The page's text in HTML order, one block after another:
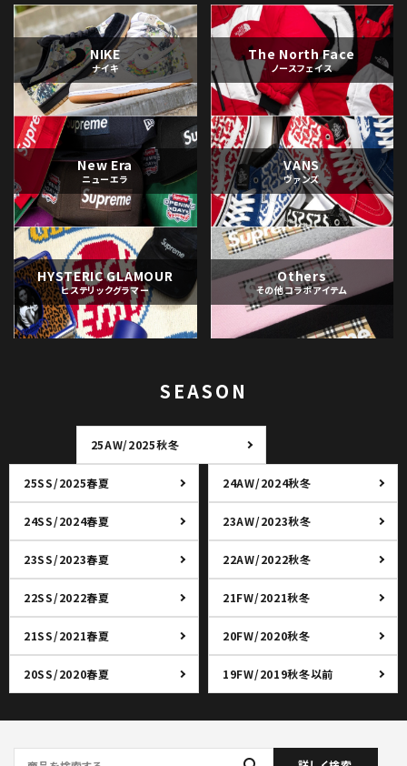
NIKE
ナイキ
The North Face
ノースフェイス
New Era
ニューエラ
VANS
ヴァンズ
HYSTERIC GLAMOUR
ヒステリックグラマー
Others
その他コラボアイテム
SEASON
25AW/2025秋冬
25SS/2025春夏 24AW/2024秋冬
24SS/2024春夏 23AW/2023秋冬
23SS/2023春夏 22AW/2022秋冬
22SS/2022春夏 21FW/2021秋冬
21SS/2021春夏 20FW/2020秋冬
20SS/2020春夏 19FW/2019秋冬以前